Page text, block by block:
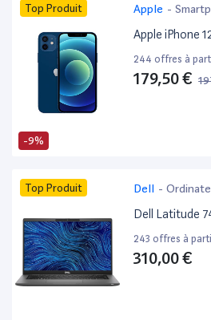
-9%
Top Produit Apple -
Apple iPhone
244 offres à
179,50 €
Top Produit Dell -
Dell Latitude
243 offres à
310,00 €